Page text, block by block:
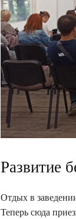
Развитие
Отдых в
Теперь сюда